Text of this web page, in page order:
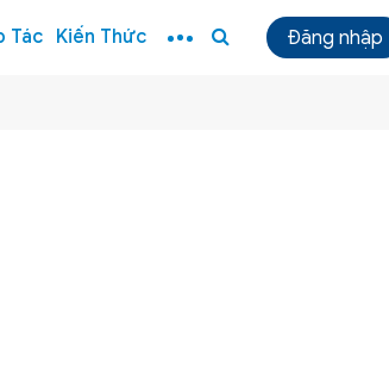
Tác Kiến Thức Đăng nhập